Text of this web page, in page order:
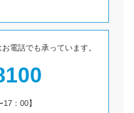
お電話でも承っています。
：00】